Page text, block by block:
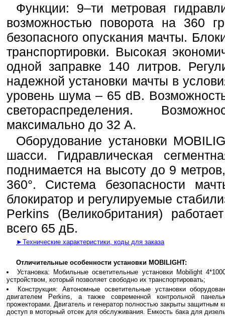
Функции: 9–ти метровая
возможностью поворота на 360
безопасного опускания мачты.
транспортировки. Высокая
одной заправке 140 литров.
надежной установки мачты в
уровень шума – 65 dB.
светораспределения.
максимально до 32 А.
Оборудование установки
шасси. Гидравлическая
поднимается на высоту до 9
360°. Система безопасности
блокиратор и регулируемые
Perkins (Великобритания)
всего 65 дБ.
►Технические характеристики, коды для заказа
Отличительные особенности установки MOBILIGHT:
Установка: Мобильные осветительные установки Mobilight
устройством, который позволяет свободно их транспортировать;
Конструкция: Автономные осветительные установки
двигателем Perkins, а также современной контрольной
прожекторами. Двигатель и генератор полностью закрыты защитным
доступ в моторный отсек для обслуживания. Емкость бака для